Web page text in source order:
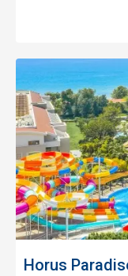
Horus